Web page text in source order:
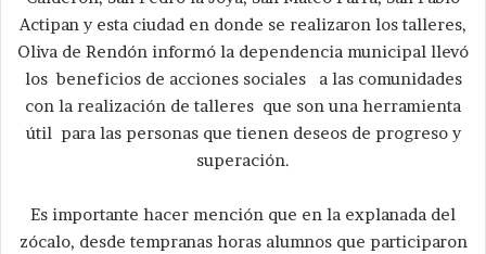
Actipan y esta ciudad en donde se realizaron los talleres,
Oliva de Rendón informó la dependencia municipal llevó
los beneficios de acciones sociales a las comunidades
con la realización de talleres que son una herramienta
útil para las personas que tienen deseos de progreso y
superación.
Es importante hacer mención que en la explanada del
zócalo, desde tempranas horas alumnos que participaron